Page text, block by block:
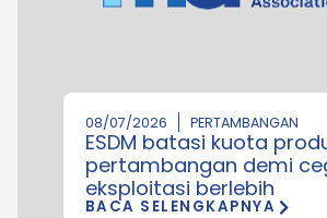
08/07/2026 PERTAMBANGAN
ESDM batasi kuota
pertambangan demi
eksploitasi berlebih
BACA SELENGKAPNYA